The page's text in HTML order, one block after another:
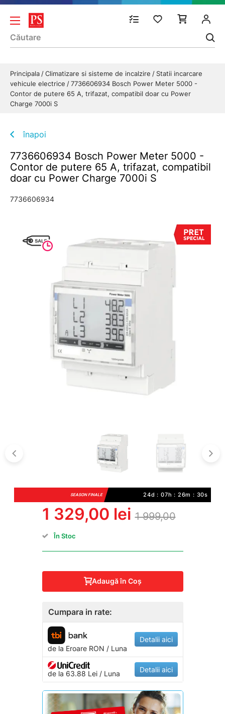
Principala Climatizare si sisteme de incalzire
Statii incarcare
vehicule electrice
7736606934 Bosch Power Meter 5000 -
Contor de putere 65 A, trifazat, compatibil doar cu Power
Charge 7000i S
înapoi
7736606934 Bosch Power Meter 5000 -
Contor de putere 65 A, trifazat, compatibil
doar cu Power Charge 7000i S
7736606934
SEASON FINALE 24d : 07h : 26m : 30s
1 329,00 lei 1 999,00
În Stoc
Adaugă în Coş
Cumpara in rate:
de la EroareRON / Luna
Detalii aici
de la 63.88 Lei / Luna Detalii aici